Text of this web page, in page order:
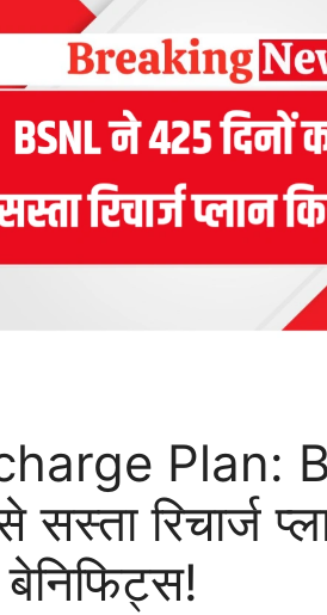
Plan:
सस्ता रिचार्ज
बेनिफिट्स!